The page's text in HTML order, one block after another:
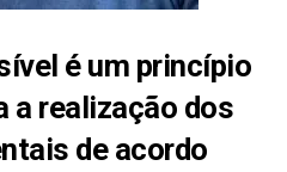
é um princípio
a realização dos
de acordo